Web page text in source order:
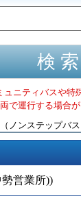
ュニティバスや特
で運行する場合が
ノンステップバス
営業所))